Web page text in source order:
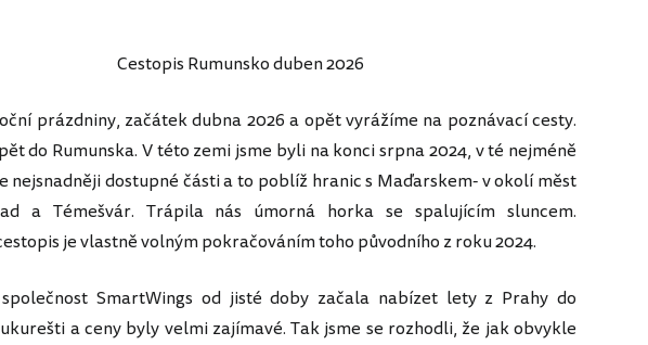
Cestopis Rumunsko duben 2026
prázdniny, začátek dubna 2026 a opět vyrážíme na poznávací cesty.
do Rumunska. V této zemi jsme byli na konci srpna 2024, v té nejméně
nejsnadněji dostupné části a to poblíž hranic s Maďarskem- v okolí měst
a Témešvár. Trápila nás úmorná horka se spalujícím sluncem.
je vlastně volným pokračováním toho původního z roku 2024.
SmartWings od jisté doby začala nabízet lety z Prahy do
a ceny byly velmi zajímavé. Tak jsme se rozhodli, že jak obvykle